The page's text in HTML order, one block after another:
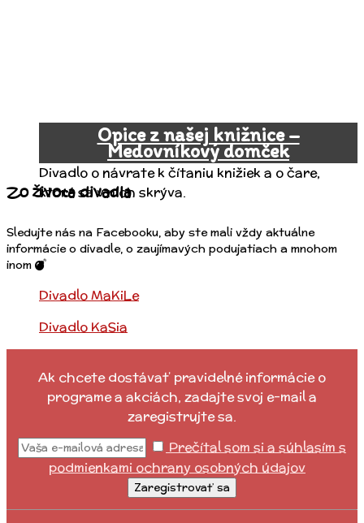
Opice z našej knižnice –
Medovníkový domček
Divadlo o návrate k čítaniu knižiek a o čare,
ktoré sa v nich skrýva.
Zo života divadla
Sledujte nás na Facebooku, aby ste mali vždy aktuálne
informácie o divadle, o zaujímavých podujatiach a mnohom
inom
Divadlo MaKiLe
Divadlo KaSia
Ak chcete dostávať pravidelné informácie o
programe a akciách, zadajte svoj e-mail a
zaregistrujte sa.
Prečítal som si a súhlasím s
podmienkami ochrany osobných údajov
Zaregistrovať sa